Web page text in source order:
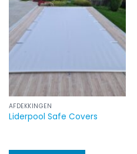
AFDEKKINGEN
Liderpool Safe Covers